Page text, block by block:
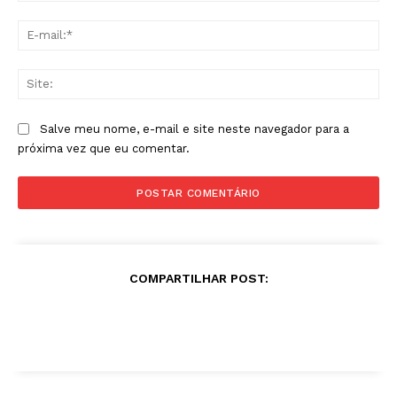
Salve meu nome, e-mail e site neste navegador para a
próxima vez que eu comentar.
COMPARTILHAR POST: